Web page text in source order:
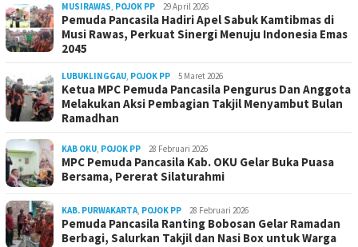
MUSIRAWAS, POJOK PP 29 April 2026
Pemuda Pancasila Hadiri Apel Sabuk Kamtibmas di
Musi Rawas, Perkuat Sinergi Menuju Indonesia Emas
2045
LUBUKLINGGAU, POJOK PP 5 Maret 2026
Ketua MPC Pemuda Pancasila Pengurus Dan Anggota
Melakukan Aksi Pembagian Takjil Menyambut Bulan
Ramadhan
KAB OKU, POJOK PP 28 Februari 2026
MPC Pemuda Pancasila Kab. OKU Gelar Buka Puasa
Bersama, Pererat Silaturahmi
KAB. PURWAKARTA, POJOK PP 28 Februari 2026
Pemuda Pancasila Ranting Bobosan Gelar Ramadan
Berbagi, Salurkan Takjil dan Nasi Box untuk Warga